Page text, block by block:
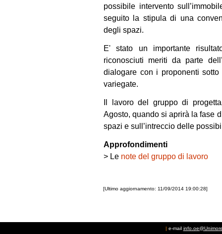
possibile intervento
seguito la stipula di una
degli spazi.
E' stato un importante
riconosciuti meriti da parte
dialogare con i proponenti
variegate.
Il lavoro del gruppo di
Agosto, quando si aprirà la fase
spazi e sull’intreccio delle
Approfondimenti
> Le note del gruppo di lavoro
[Ultimo aggiornamento: 11/09/2014 19:00:28]
| e-mail